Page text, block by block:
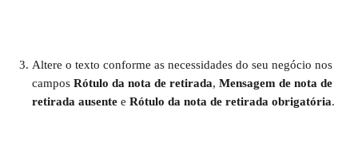
Altere o texto conforme as necessidades do seu negócio nos
campos Rótulo da nota de retirada, Mensagem de nota de
retirada ausente e Rótulo da nota de retirada obrigatória.